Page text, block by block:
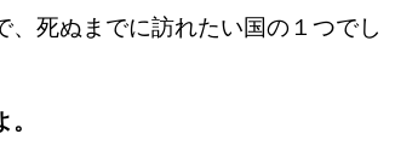
死ぬまでに訪れたい国の１つでし